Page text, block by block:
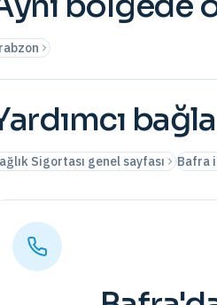
Sigortası genel sayfası Bafra